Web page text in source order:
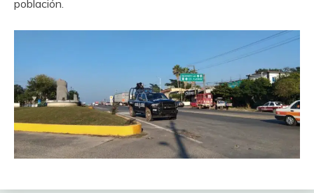
población.